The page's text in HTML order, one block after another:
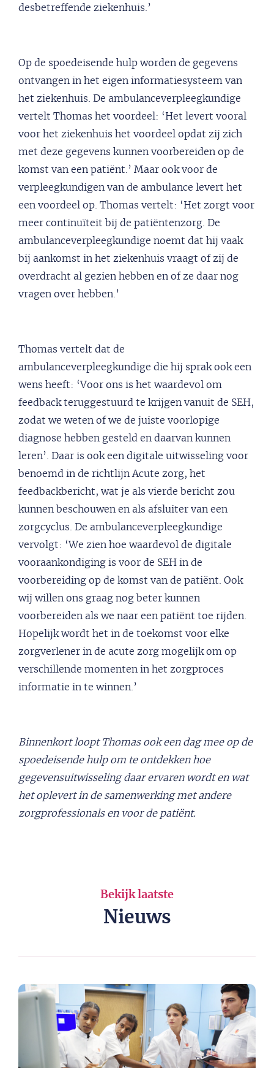
desbetreffende ziekenhuis.’
Op de spoedeisende hulp worden de gegevens
ontvangen in het eigen informatiesysteem van
het ziekenhuis. De ambulanceverpleegkundige
vertelt Thomas het voordeel: ‘Het levert vooral
voor het ziekenhuis het voordeel opdat zij zich
met deze gegevens kunnen voorbereiden op de
komst van een patiënt.’ Maar ook voor de
verpleegkundigen van de ambulance levert het
een voordeel op. Thomas vertelt: ‘Het zorgt voor
meer continuïteit bij de patiëntenzorg. De
ambulanceverpleegkundige noemt dat hij vaak
bij aankomst in het ziekenhuis vraagt of zij de
overdracht al gezien hebben en of ze daar nog
vragen over hebben.’
Thomas vertelt dat de
ambulanceverpleegkundige die hij sprak ook een
wens heeft: ‘Voor ons is het waardevol om
feedback teruggestuurd te krijgen vanuit de SEH,
zodat we weten of we de juiste voorlopige
diagnose hebben gesteld en daarvan kunnen
leren’. Daar is ook een digitale uitwisseling voor
benoemd in de richtlijn Acute zorg, het
feedbackbericht, wat je als vierde bericht zou
kunnen beschouwen en als afsluiter van een
zorgcyclus. De ambulanceverpleegkundige
vervolgt: ‘We zien hoe waardevol de digitale
vooraankondiging is voor de SEH in de
voorbereiding op de komst van de patiënt. Ook
wij willen ons graag nog beter kunnen
voorbereiden als we naar een patiënt toe rijden.
Hopelijk wordt het in de toekomst voor elke
zorgverlener in de acute zorg mogelijk om op
verschillende momenten in het zorgproces
informatie in te winnen.’
Binnenkort loopt Thomas ook een dag mee op de
spoedeisende hulp om te ontdekken hoe
gegevensuitwisseling daar ervaren wordt en wat
het oplevert in de samenwerking met andere
zorgprofessionals en voor de patiënt.
Bekijk laatste
Nieuws